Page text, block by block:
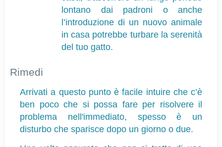
lontano dai padroni o anche
l’introduzione di un nuovo animale
in casa potrebbe turbare la serenità
del tuo gatto.
Rimedi
Arrivati a questo punto è facile intuire che c’è
ben poco che si possa fare per risolvere il
problema nell'immediato, spesso è un
disturbo che sparisce dopo un giorno o due.